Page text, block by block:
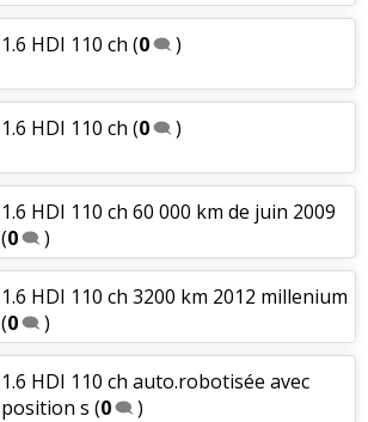
1.6 HDI 110 ch (0 )
1.6 HDI 110 ch (0 )
1.6 HDI 110 ch 60 000 km de juin 2009
(0 )
1.6 HDI 110 ch 3200 km 2012 millenium
(0 )
1.6 HDI 110 ch auto.robotisée avec
position s (0 )